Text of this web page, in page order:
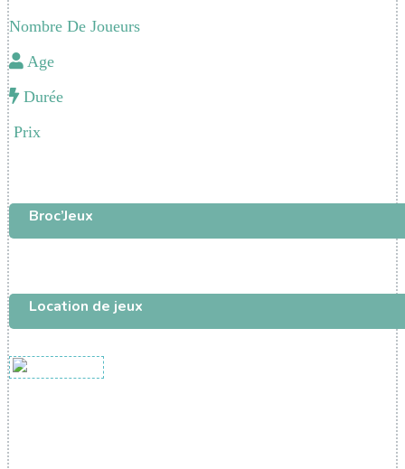
Nombre De Joueurs
Age
Durée
Prix
Broc’Jeux
Location de jeux